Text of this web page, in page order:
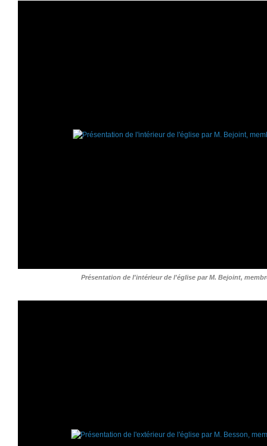
Présentation de l'intérieur de l'église par M. Bejoint,